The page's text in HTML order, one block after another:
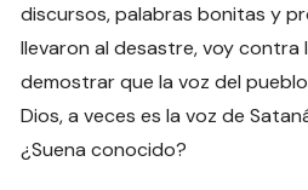
discursos, palabras bonitas y
llevaron al desastre, voy contra
demostrar que la voz del
Dios, a veces es la voz de
¿Suena conocido?